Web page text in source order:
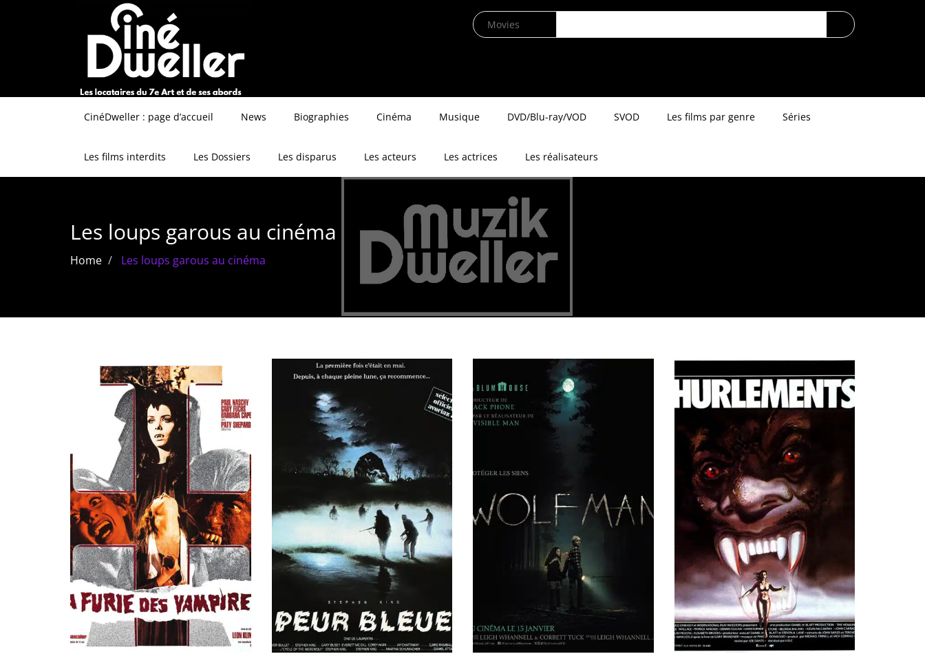
CinéDweller : page d’accueil News Biographies Cinéma Musique DVD/Blu-ray/VOD SVOD Les films par genre Séries
Les films interdits Les Dossiers Les disparus Les acteurs Les actrices Les réalisateurs
Les loups garous au cinéma
Home Les loups garous au cinéma